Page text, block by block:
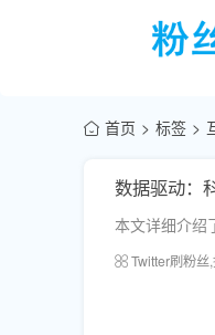
首页 标签
数据驱动：
本文详细介绍
Twitter刷粉丝